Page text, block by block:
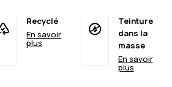
Recyclé
En savoir
plus
Teinture
dans la
masse
En savoir
plus